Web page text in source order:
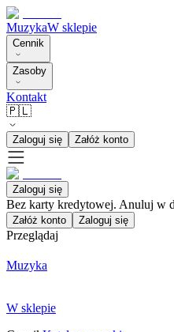
MuzykaW sklepie
Cennik
Zasoby
Kontakt
🇵🇱
Zaloguj się Załóż konto
Zaloguj się
Bez karty kredytowej. Anuluj w
Załóż konto Zaloguj się
Przeglądaj
Muzyka
W sklepie